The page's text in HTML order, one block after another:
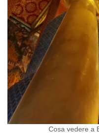
Cosa vedere a